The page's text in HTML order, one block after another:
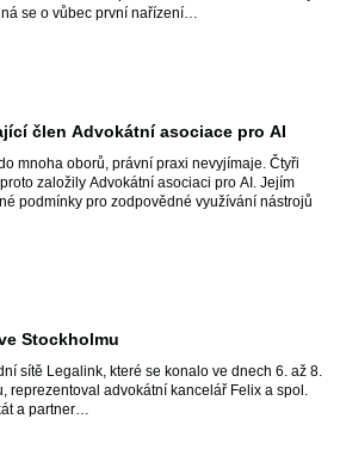
se o vůbec první nařízení…
člen Advokátní asociace pro AI
mnoha oborů, právní praxi nevyjímaje. Čtyři
založily Advokátní asociaci pro AI. Jejím
podmínky pro zodpovědné využívání nástrojů
Stockholmu
sítě Legalink, které se konalo ve dnech 6. až 8.
reprezentoval advokátní kancelář Felix a spol.
a partner…